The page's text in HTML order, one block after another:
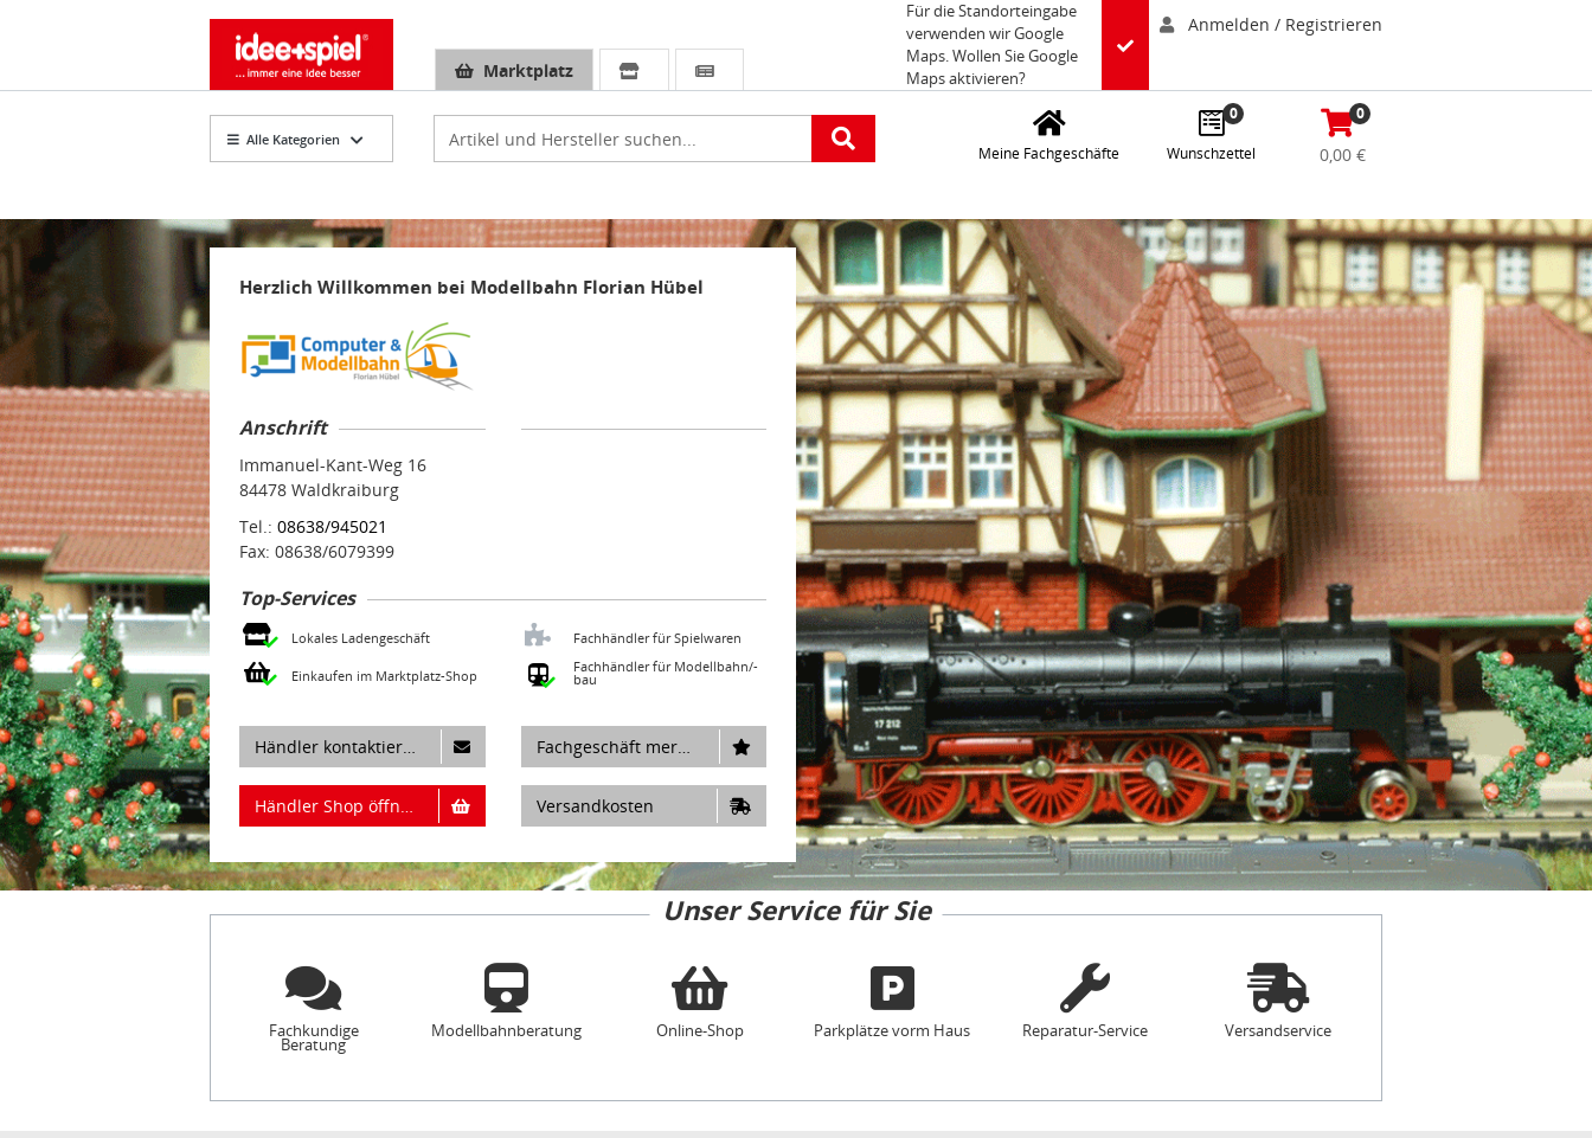
Marktplatz
Für die Standorteingabe
verwenden wir Google
Maps. Wollen Sie Google
Maps aktivieren?
Anmelden / Registrieren
Alle Kategorien
Meine Fachgeschäfte
0
Wunschzettel
0
0,00 €
Herzlich Willkommen bei Modellbahn Florian Hübel
Anschrift
Immanuel-Kant-Weg 16
84478 Waldkraiburg
Tel.: 08638/945021
Fax: 08638/6079399
Top-Services
Lokales Ladengeschäft Fachhändler für Spielwaren
Einkaufen im Marktplatz-Shop
Fachhändler für Modellbahn/-
bau
Händler kontaktieren Fachgeschäft merken
Händler Shop öffnen Versandkosten
Unser Service für Sie
Fachkundige
Beratung
Modellbahnberatung Online-Shop Parkplätze vorm Haus Reparatur-Service Versandservice